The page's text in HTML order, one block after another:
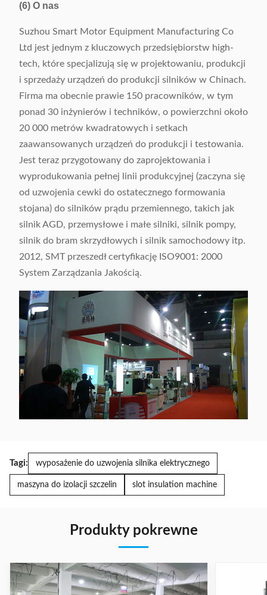
(6) O nas
Suzhou Smart Motor Equipment Manufacturing Co
Ltd jest jednym z kluczowych przedsiębiorstw high-
tech, które specjalizują się w projektowaniu, produkcji
i sprzedaży urządzeń do produkcji silników w Chinach.
Firma ma obecnie prawie 150 pracowników, w tym
ponad 30 inżynierów i techników, o powierzchni około
20 000 metrów kwadratowych i setkach
zaawansowanych urządzeń do produkcji i testowania.
Jest teraz przygotowany do zaprojektowania i
wyprodukowania pełnej linii produkcyjnej (zaczyna się
od uzwojenia cewki do ostatecznego formowania
stojana) do silników prądu przemiennego, takich jak
silnik AGD, przemysłowe i małe silniki, silnik pompy,
silnik do bram skrzydłowych i silnik samochodowy itp.
2012, SMT przeszedł certyfikację ISO9001: 2000
System Zarządzania Jakością.
Tagi: wyposażenie do uzwojenia silnika elektrycznego
maszyna do izolacji szczelin slot insulation machine
Produkty pokrewne